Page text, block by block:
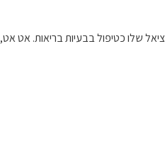
שלו כטיפול בבעיות בריאות. אט אט,